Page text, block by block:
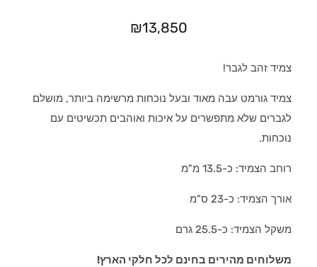
₪13,850
צמיד זהב לגבר!
צמיד גורמט עבה מאוד ובעל נוכחות מרשימה ביותר, מושלם
לגברים שלא מתפשרים על איכות ואוהבים תכשיטים עם
נוכחות.
רוחב הצמיד: כ-13.5 מ"מ
אורך הצמיד: כ-23 ס"מ
משקל הצמיד: כ-25.5 גרם
משלוחים מהירים בחינם לכל חלקי הארץ!